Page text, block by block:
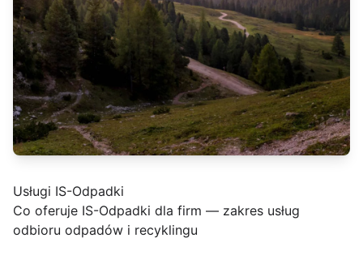
Usługi IS-Odpadki
Co oferuje IS-Odpadki dla firm — zakres usług
odbioru odpadów i recyklingu